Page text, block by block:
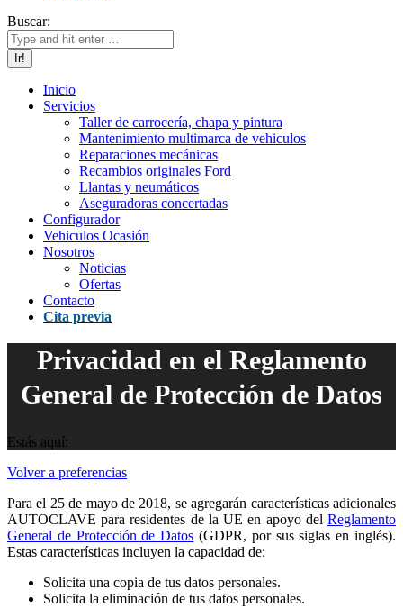
Buscar:
Inicio
Servicios
Taller de carrocería, chapa y pintura
Mantenimiento multimarca de vehiculos
Reparaciones mecánicas
Recambios originales Ford
Llantas y neumáticos
Aseguradoras concertadas
Configurador
Vehiculos Ocasión
Nosotros
Noticias
Ofertas
Contacto
Cita previa
Privacidad en el Reglamento
General de Protección de Datos
Estás aquí:
Volver a preferencias
Para el 25 de mayo de 2018, se agregarán características adicionales
AUTOCLAVE para residentes de la UE en apoyo del Reglamento
General de Protección de Datos (GDPR, por sus siglas en inglés).
Estas características incluyen la capacidad de:
Solicita una copia de tus datos personales.
Solicita la eliminación de tus datos personales.